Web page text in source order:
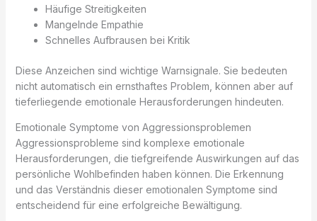
Häufige Streitigkeiten
Mangelnde Empathie
Schnelles Aufbrausen bei Kritik
Diese Anzeichen sind wichtige Warnsignale. Sie bedeuten
nicht automatisch ein ernsthaftes Problem, können aber auf
tieferliegende emotionale Herausforderungen hindeuten.
Emotionale Symptome von Aggressionsproblemen
Aggressionsprobleme sind komplexe emotionale
Herausforderungen, die tiefgreifende Auswirkungen auf das
persönliche Wohlbefinden haben können. Die Erkennung
und das Verständnis dieser emotionalen Symptome sind
entscheidend für eine erfolgreiche Bewältigung.